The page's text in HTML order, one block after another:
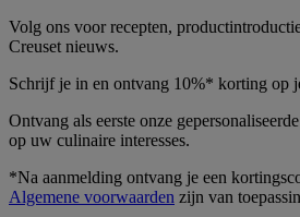
Volg ons voor recepten,
Creuset nieuws.
Schrijf je in en ontvang 10%* korting op
Ontvang als eerste onze
op uw culinaire interesses.
*Na aanmelding ontvang je een
Algemene voorwaarden zijn van